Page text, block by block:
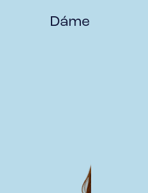
Dáme ti